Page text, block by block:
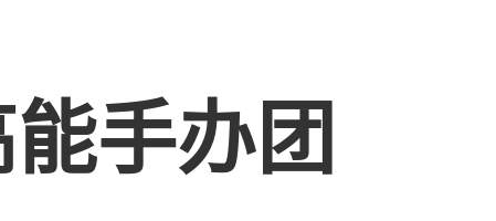
手办团
始卡池轮换了呀
次遇到这种关都